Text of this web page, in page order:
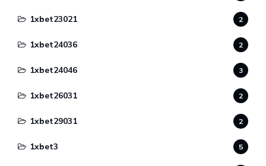
1xbet23021 2
1xbet24036 2
1xbet24046 3
1xbet26031 2
1xbet29031 2
1xbet3 5